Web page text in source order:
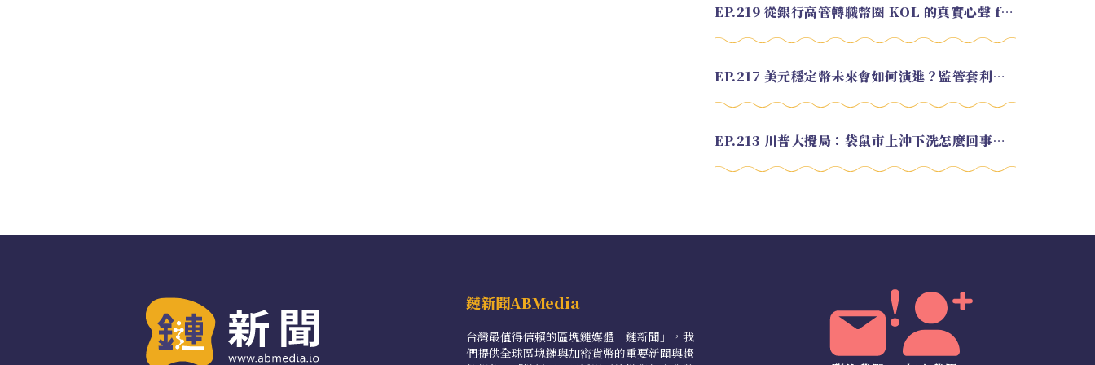
EP.219 從銀行高管轉職幣圈 KOL 的真實心聲 feat.龜大
EP.217 美元穩定幣未來會如何演進？監管套利終將收斂？feat. 研究員 余哲安
EP.213 川普大攪局：袋鼠市上沖下洗怎麼回事？feat. Alvin
鏈新聞ABMedia
台灣最值得信賴的區塊鏈媒體「鏈新聞」，我
們提供全球區塊鏈與加密貨幣的重要新聞與趨